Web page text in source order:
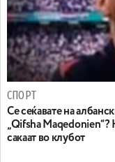
СПОРТ
Се сеќавате на
„Qifsha Maqedonien“?
сакаат во клубот